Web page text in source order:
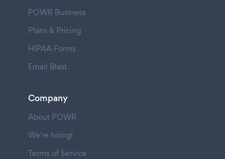
POWR Business
Plans & Pricing
HIPAA Forms
Email Blast
Company
About POWR
We're hiring!
Terms of Service